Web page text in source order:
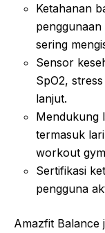
Ketahanan
sering
Sensor
SpO2,
lanjut.
Mendukung
termasuk
workout
Sertifikasi
pengguna
Amazfit Balance